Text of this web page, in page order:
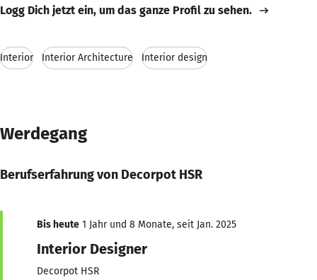
Logg Dich jetzt ein, um das ganze Profil zu sehen.
Interior Interior Architecture Interior design
Werdegang
Berufserfahrung von Decorpot HSR
Bis heute 1 Jahr und 8 Monate, seit Jan. 2025
Interior Designer
Decorpot HSR